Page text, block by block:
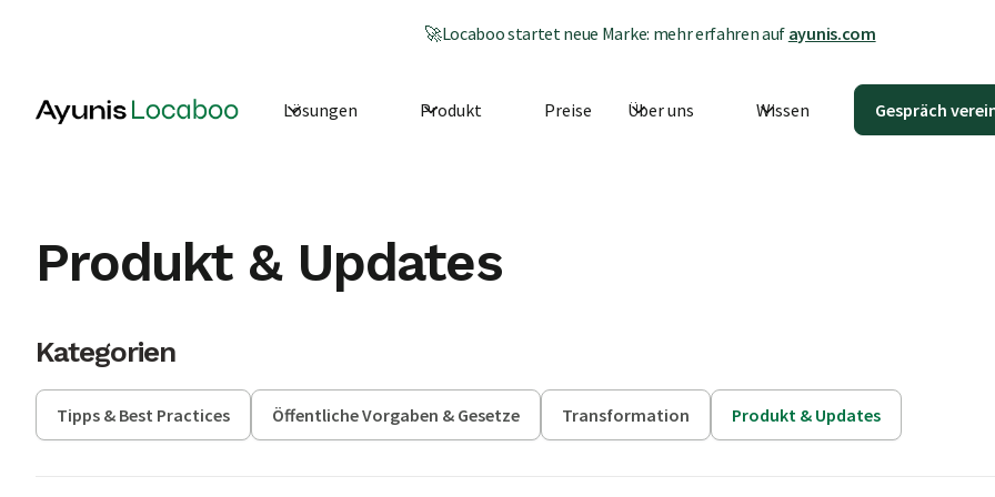
🚀Locaboo startet neue Marke: mehr erfahren auf ayunis.com
Lösungen Produkt Preise Über uns Wissen Gespräch
Produkt & Updates
Kategorien
Tipps & Best Practices Öffentliche Vorgaben & Gesetze Transformation Produkt & Updates